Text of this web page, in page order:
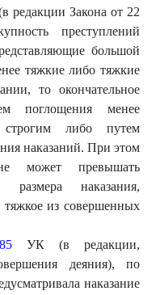
редакции Закона от 22
преступлений
большой
тяжкие либо тяжкие
то окончательное
поглощения менее
строгим либо путем
наказаний. При этом
не может превышать
наказания,
тяжкое из совершенных
УК (в редакции,
деяния), по
наказание